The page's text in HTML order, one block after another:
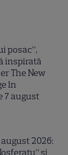
posac”,
inspirată
The New
în
7 august
2026:
și